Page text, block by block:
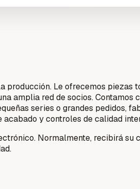
Le ofrecemos piezas
amplia red de socios. Contamos
series o grandes pedidos,
y controles de calidad
Normalmente, recibirá